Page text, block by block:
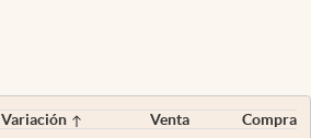
Variación Venta
Compra